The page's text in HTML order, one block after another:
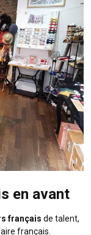
en avant
français de talent,
français.